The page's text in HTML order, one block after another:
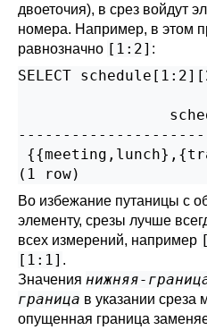
двоеточия), в срез войдут
номера. Например, в этом
равнозначно [1:2] :
SELECT
(1 row)
Во избежание путаницы с
элементу, срезы лучше
всех измерений, например
[1:1] .
Значения нижняя-
граница в указании среза
опущенная граница